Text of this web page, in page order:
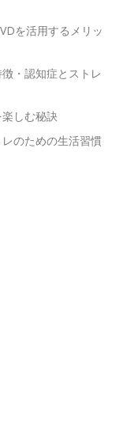
を活用するメリッ
・認知症とストレ
楽しむ秘訣
のための生活習慣